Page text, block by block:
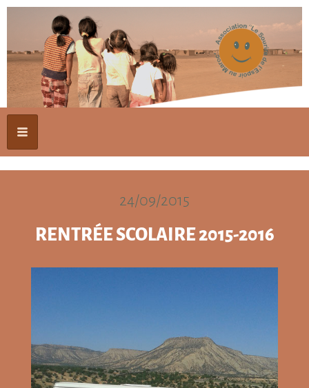
24/09/2015
RENTRÉE SCOLAIRE 2015-2016